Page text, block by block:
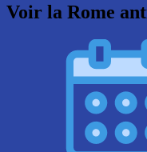
Voir la Rome